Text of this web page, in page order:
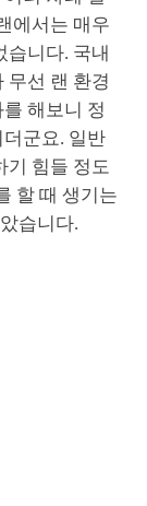
에서는 매우
습니다. 국내
무선 랜 환경
해보니 정
군요. 일반
기 힘들 정도
할 때 생기는
습니다.